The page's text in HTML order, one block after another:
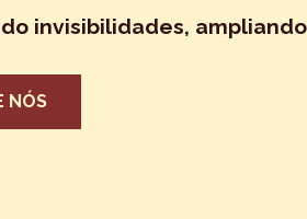
invisibilidades,
NÓS